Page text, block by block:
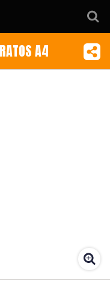
A4